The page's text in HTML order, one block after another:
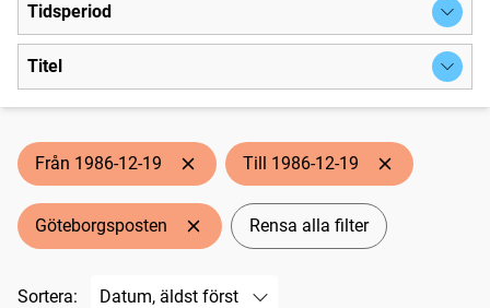
Tidsperiod
Titel
Från 1986-12-19 Till 1986-12-19
Göteborgsposten Rensa alla filter
Sortera: